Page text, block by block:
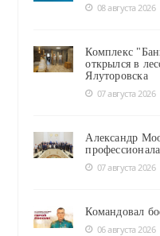
08 августа 2026
Комплекс
открылся в
Ялуторовска
07 августа 2026
Александр
07 августа 2026
Командовал
06 августа 2026